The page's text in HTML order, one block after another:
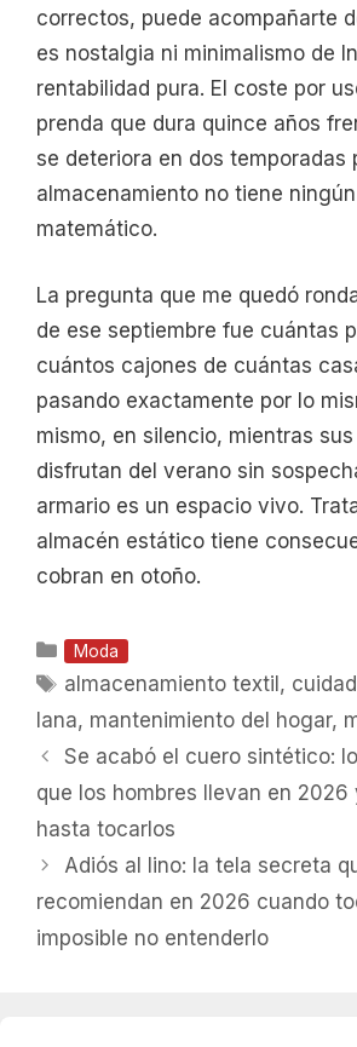
correctos, puede acompañarte
es nostalgia ni minimalismo de
rentabilidad pura. El coste por
prenda que dura quince años
se deteriora en dos temporadas
almacenamiento no tiene
matemático.
La pregunta que me quedó
de ese septiembre fue cuántas
cuántos cajones de cuántas
pasando exactamente por lo
mismo, en silencio, mientras
disfrutan del verano sin
armario es un espacio vivo.
almacén estático tiene
cobran en otoño.
Categorías
Moda
Etiquetas
almacenamiento textil,
lana, mantenimiento del hogar,
Se acabó el cuero sintético:
que los hombres llevan en 2026
hasta tocarlos
Adiós al lino: la tela secreta
recomiendan en 2026 cuando
imposible no entenderlo